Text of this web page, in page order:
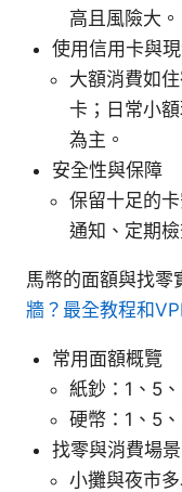
高且風險大。
使用信用卡與
大額消費如
卡；日常小
為主。
安全性與保障
保留十足的
通知、定期檢
馬幣的面額與找零
牆？最全教程和
常用面額概覽
紙鈔：1、5
硬幣：1、5
找零與消費場景
小攤與夜市